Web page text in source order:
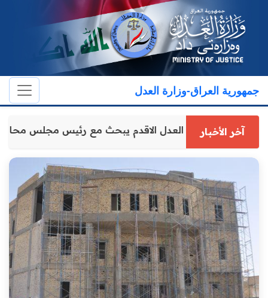
جمهورية العراق-وزارة العدل
آخر الأخباروكيل وزارة العدل الاقدم يبحث مع رئيس مجلس